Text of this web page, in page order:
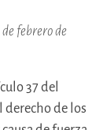
febrero de
37 del
derecho de los